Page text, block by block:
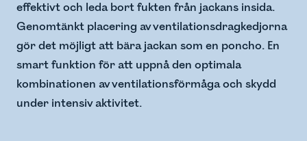
effektivt och leda bort fukten från jackans insida.
Genomtänkt placering av ventilationsdragkedjorna
gör det möjligt att bära jackan som en poncho. En
smart funktion för att uppnå den optimala
kombinationen av ventilationsförmåga och skydd
under intensiv aktivitet.